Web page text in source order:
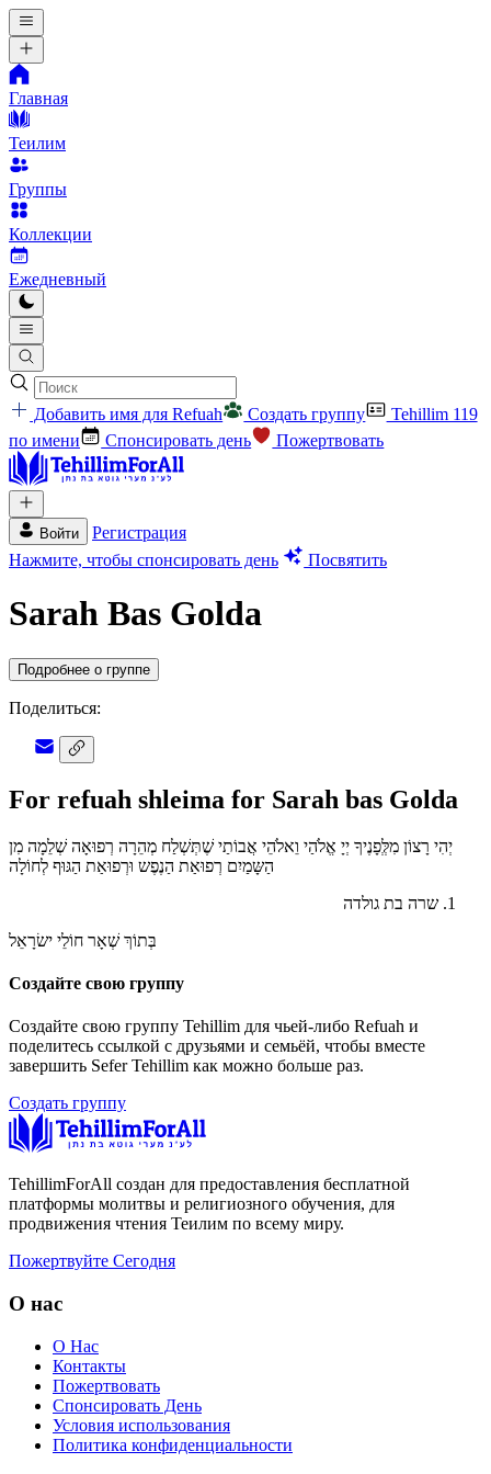
Главная
Теилим
Группы
Коллекции
Ежедневный
Добавить имя для Refuah Создать группу
Tehillim 119
по имени
Спонсировать день Пожертвовать
Войти
Регистрация
Нажмите, чтобы спонсировать день
Посвятить
Sarah Bas Golda
Подробнее о группе
Поделиться:
For refuah shleima for Sarah bas Golda
יְהִי רָצוֹן מִלְְּפָנֶיךָ יְיָ אֱלֹהַי וֵאלֹהֵי אֲבוֹתַי שֶׁתְּשְׁלַח מְהֵרָה רְפוּאָה שְׁלֵמָה מִן
הַשָּמַיִם רְפוּאַת הַנֶפֶש וּרְפוּאַת הַגּוּף לְחוֹלָה
שרה בת גולדה
בְּתוֹךְ שְׁאָר חוֹלֵי ישׂרָאֵל
Создайте свою группу
Создайте свою группу Tehillim для чьей-либо Refuah и
поделитесь ссылкой с друзьями и семьёй, чтобы вместе
завершить Sefer Tehillim как можно больше раз.
Создать группу
TehillimForAll создан для предоставления бесплатной
платформы молитвы и религиозного обучения, для
продвижения чтения Теилим по всему миру.
Пожертвуйте Сегодня
О нас
О Нас
Контакты
Пожертвовать
Спонсировать День
Условия использования
Политика конфиденциальности